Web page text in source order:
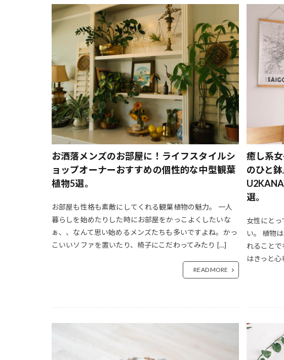
お洒落メンズのお部屋に！ライフスタイルシ
ョップオーナーおすすめの個性的な中型観葉
植物5選。
お部屋も性格も素敵にしてくれる観葉植物の魅力。 一人
暮らしを始めたりした時にお部屋をかっこよくしたいな
ぁ、、なんて思い始めるメンズたちも多いですよね。かっ
こいいソファを置いたり、椅子にこだわってみたり […]
READ MORE
癒し系
のひと
選。
女性にと
い。 植物
れること
はきっと
カフェ サードプレイス
カフェ
カフェ 楽しみ方
カフェ 移転
カフェキャンプ
カフェごはん
カフェユノートル
カフェライフ
カフェ運営
カフェ運営 良かっ
カメラ デザイン
カメラカップ
ガラス瓶
カリタ ウェーブドリッ
カルシウム 補給
ギフトに選ぶ
キャンドルナイト
キャンプ ビールサーバー
キャ
キャンプドリンク
キャンプレシ
クーラーボックス
くすみカラー
くすみカラー ファッション
く
グリーン メンズ
グリーンライフ
クロワッサン レシピ
ケメック
コーヒー クオリティ
コーヒ
コーヒー 種類
コーヒー 美
コーヒーに合う ケーキ
コーヒ
コーヒーフィルター おすすめ
コーヒー豆 ブラジル コロンビア
コーヒー豆 買える カフェ
コ
サブスク